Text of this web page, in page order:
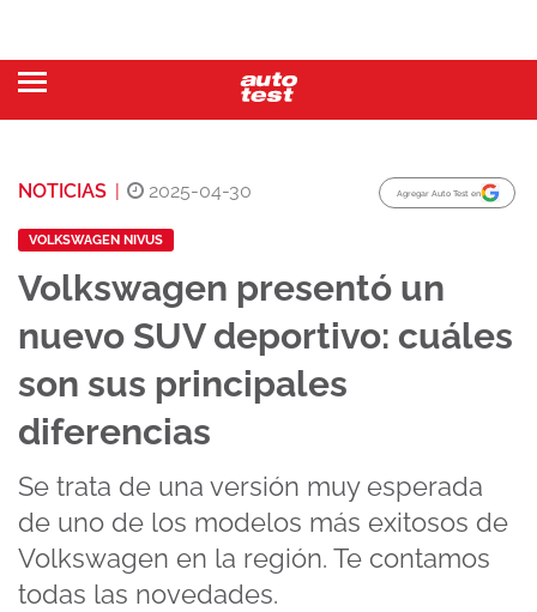
NOTICIAS | 2025-04-30 Agregar Auto Test en
VOLKSWAGEN NIVUS
Volkswagen presentó un
nuevo SUV deportivo: cuáles
son sus principales
diferencias
Se trata de una versión muy esperada
de uno de los modelos más exitosos de
Volkswagen en la región. Te contamos
todas las novedades.